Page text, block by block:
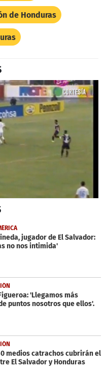
de Honduras
jugador de El Salvador:
no nos intimida'
'Llegamos más
puntos nosotros que ellos'.
medios catrachos cubrirán el
El Salvador y Honduras